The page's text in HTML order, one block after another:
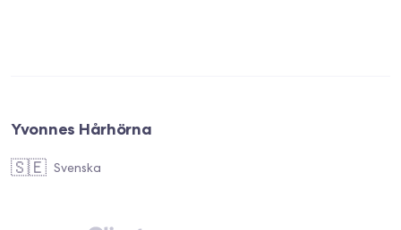
Yvonnes Hårhörna
🇸🇪 Svenska